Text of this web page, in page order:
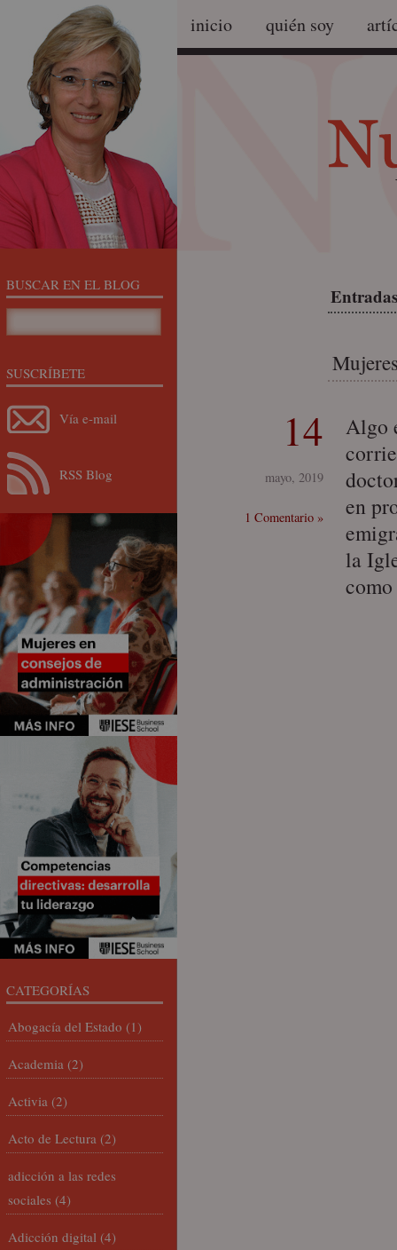
inicio quién soy
14
mayo, 2019
1 Comentario »
Algo
en
la
BUSCAR EN EL BLOG
SUSCRÍBETE
Vía e-mail
RSS Blog
CATEGORÍAS
Abogacía del Estado (1)
Academia (2)
Activia (2)
Acto de Lectura (2)
adicción a las redes
sociales (4)
Adicción digital (4)